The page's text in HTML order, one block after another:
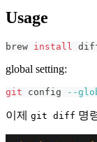
Usage
brew install
global setting:
git config --
이제 git diff 명